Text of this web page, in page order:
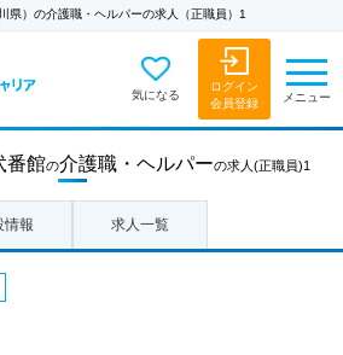
県）の介護職・ヘルパーの求人（正職員）1
気になる
ログイン
会員登録
メニュー
番館の介護職・ヘルパーの求人 (正職員)1
情報 求人一覧